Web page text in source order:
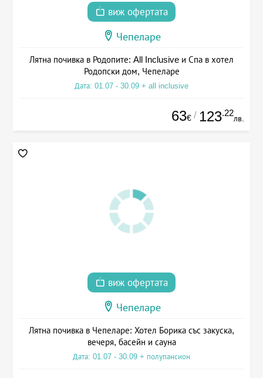
виж офертата
Чепеларе
Лятна почивка в Родопите: All Inclusive и Спа в хотел
Родопски дом, Чепеларе
Дата: 01.07 - 30.09 + all inclusive
63€ / 123.22
лв.
виж офертата
Чепеларе
Лятна почивка в Чепеларе: Хотел Борика със закуска,
вечеря, басейн и сауна
Дата: 01.07 - 30.09 + полупансион